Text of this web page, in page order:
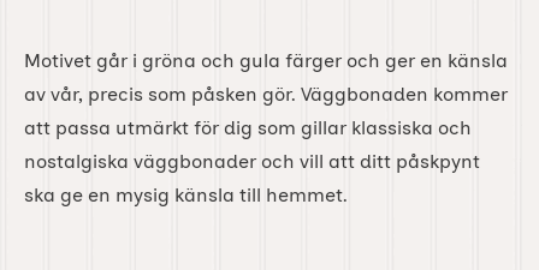
Motivet går i gröna och gula färger och ger en känsla
av vår, precis som påsken gör. Väggbonaden kommer
att passa utmärkt för dig som gillar klassiska och
nostalgiska väggbonader och vill att ditt påskpynt
ska ge en mysig känsla till hemmet.